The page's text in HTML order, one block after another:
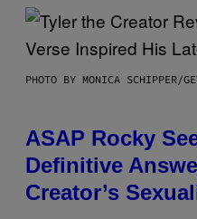
PHOTO BY MONICA SCHIPPER/
ASAP Rocky
Definitive
Creator’s